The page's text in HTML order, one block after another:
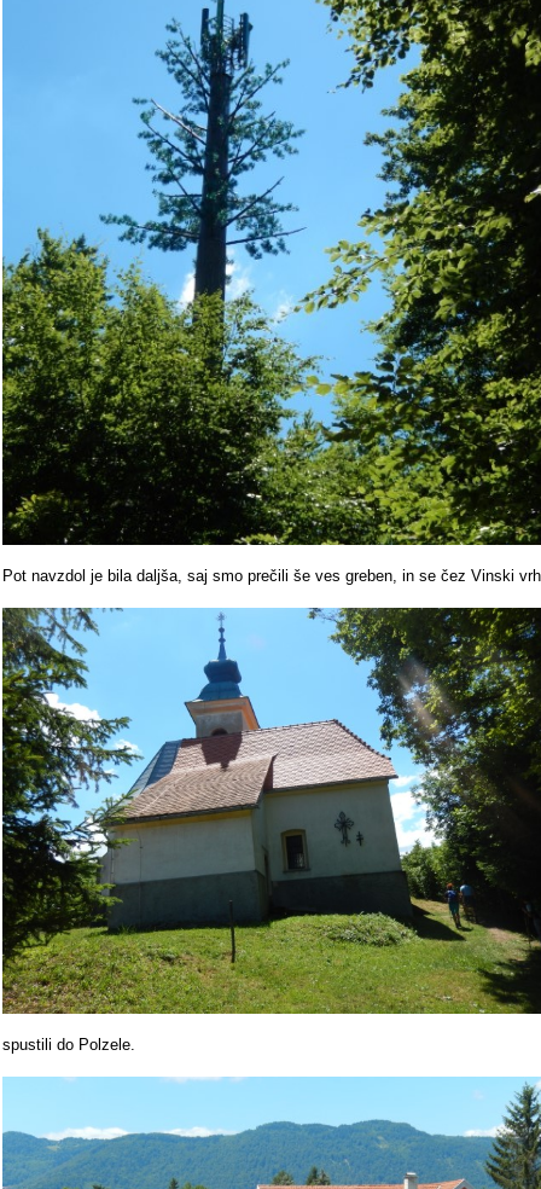
Pot navzdol je bila daljša, saj smo prečili še ves greben, in se čez Vinski vrh
spustili do Polzele.